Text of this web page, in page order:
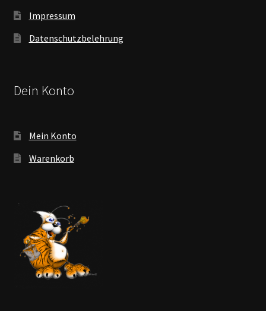
Impressum
Datenschutzbelehrung
Dein Konto
Mein Konto
Warenkorb